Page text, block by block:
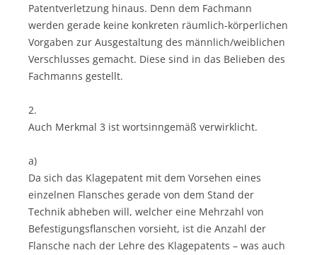
Patentverletzung hinaus. Denn dem Fachmann
werden gerade keine konkreten räumlich-körperlichen
Vorgaben zur Ausgestaltung des männlich/weiblichen
Verschlusses gemacht. Diese sind in das Belieben des
Fachmanns gestellt.
2.
Auch Merkmal 3 ist wortsinngemäß verwirklicht.
a)
Da sich das Klagepatent mit dem Vorsehen eines
einzelnen Flansches gerade von dem Stand der
Technik abheben will, welcher eine Mehrzahl von
Befestigungsflanschen vorsieht, ist die Anzahl der
Flansche nach der Lehre des Klagepatents – was auch